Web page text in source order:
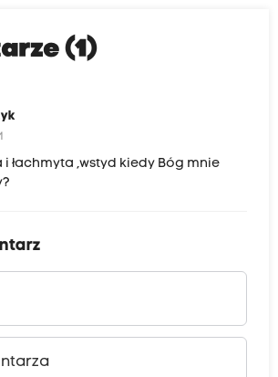
(1)
i łachmyta ,wstyd kiedy Bóg mnie